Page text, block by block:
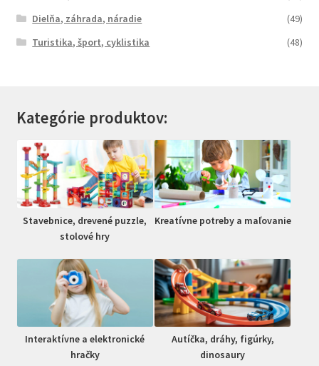
Dielňa, záhrada, náradie
(49)
Turistika, šport, cyklistika
(48)
Kategórie produktov:
Stavebnice, drevené puzzle,
stolové hry
Kreatívne potreby a maľovanie
Interaktívne a elektronické
hračky
Autíčka, dráhy, figúrky,
dinosaury